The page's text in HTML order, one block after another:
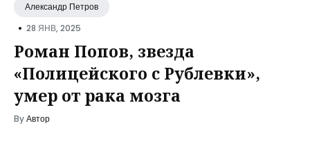
Александр Петров
• 28 ЯНВ, 2025
Роман Попов, звезда
«Полицейского с Рублевки»,
умер от рака мозга
ByАвтор